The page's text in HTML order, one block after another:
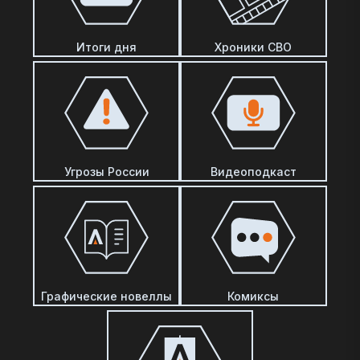
Итоги дня Хроники СВО
Угрозы России Видеоподкаст
Графические новеллы Комиксы